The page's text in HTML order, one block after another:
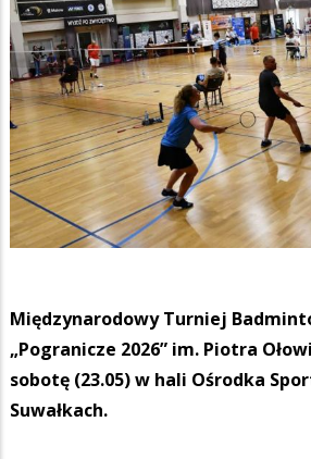
Międzynarodowy Turniej
„Pogranicze 2026” im. Piotra
sobotę (23.05) w hali Ośrodka
Suwałkach.